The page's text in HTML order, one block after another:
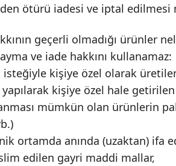
ötürü iadesi ve iptal edilmesi
geçerli olmadığı ürünler
ve iade hakkını kullanamaz:
isteğiyle kişiye özel olarak
kişiye özel hale
mümkün olan ürünlerin
ortamda anında (uzaktan) ifa
edilen gayri maddi mallar,